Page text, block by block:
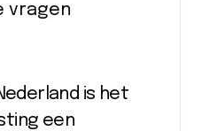
vragen
is het
een